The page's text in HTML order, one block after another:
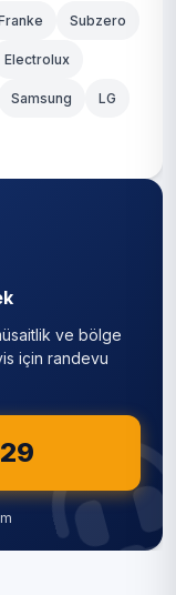
Subzero
Electrolux
Samsung LG
ve bölge
için randevu